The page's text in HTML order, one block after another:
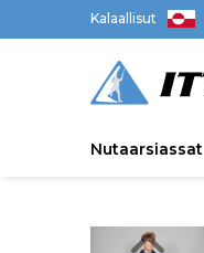
Kalaallisut
Nutaarsiassat